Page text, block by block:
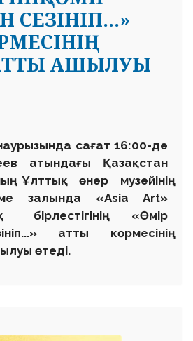
АШЫЛУЫ
сағат 16:00-де
атындағы Қазақстан
Ұлттық өнер музейінің
залында «Asia Art»
бірлестігінің «Өмір
атты көрмесінің
өтеді.